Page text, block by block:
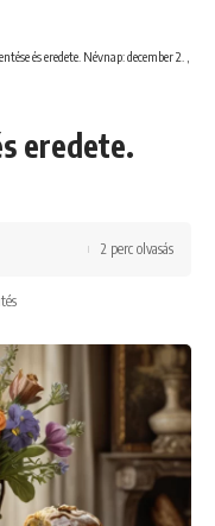
és eredete. Névnap: december 2. ,
eredete.
2 perc olvasás